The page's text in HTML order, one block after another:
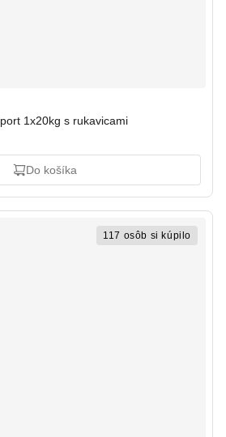
1x20kg s rukavicami
Do košíka
117 osôb si kúpilo